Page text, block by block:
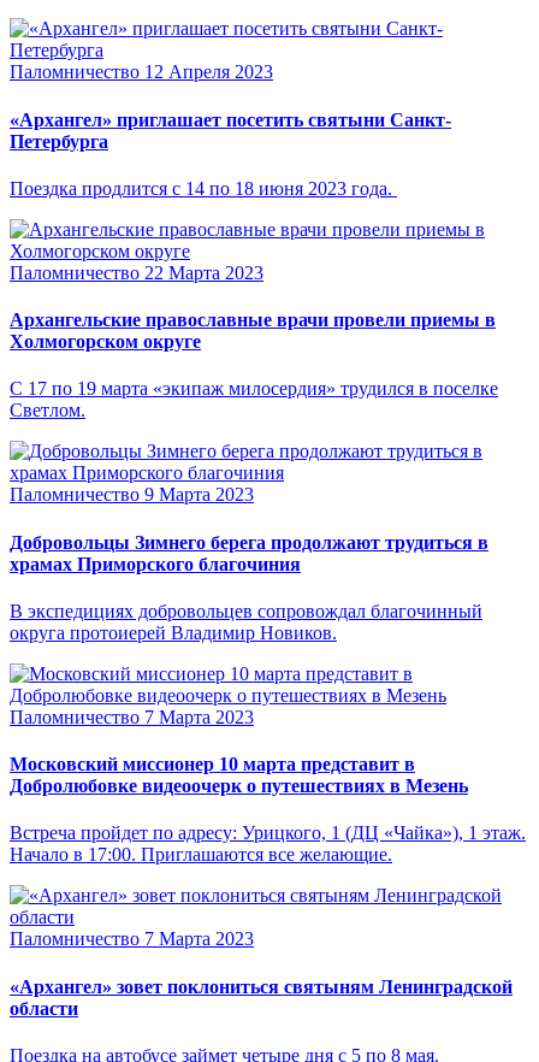
Паломничество 12 Апреля 2023
«Архангел» приглашает посетить святыни Санкт-
Петербурга
Поездка продлится с 14 по 18 июня 2023 года.
Паломничество 22 Марта 2023
Архангельские православные врачи провели приемы в
Холмогорском округе
С 17 по 19 марта «экипаж милосердия» трудился в поселке
Светлом.
Паломничество 9 Марта 2023
Добровольцы Зимнего берега продолжают трудиться в
храмах Приморского благочиния
В экспедициях добровольцев сопровождал благочинный
округа протоиерей Владимир Новиков.
Паломничество 7 Марта 2023
Московский миссионер 10 марта представит в
Добролюбовке видеоочерк о путешествиях в Мезень
Встреча пройдет по адресу: Урицкого, 1 (ДЦ «Чайка»), 1 этаж.
Начало в 17:00. Приглашаются все желающие.
Паломничество 7 Марта 2023
«Архангел» зовет поклониться святыням Ленинградской
области
Поездка на автобусе займет четыре дня с 5 по 8 мая.